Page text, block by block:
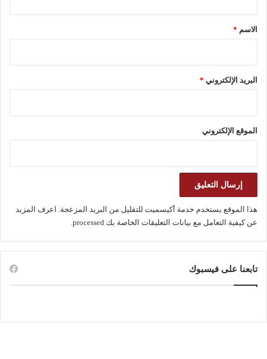
*الاسم *
البريد الإلكتروني *
الموقع الإلكتروني
هذا الموقع يستخدم خدمة أكيسميت للتقليل من البريد المزعجة. اعرف المزيد
عن كيفية التعامل مع بيانات التعليقات الخاصة بك processed
.
تابعنا على فيسبوك